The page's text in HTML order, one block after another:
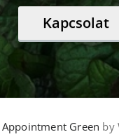
Kapcsolat
Appointment Green by